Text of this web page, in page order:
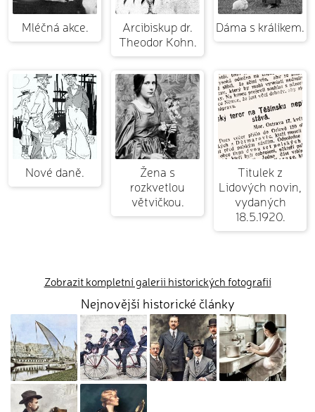
Mléčná akce.
Arcibiskup dr.
Theodor Kohn.
Dáma s králíkem.
Nové daně.
Žena s
rozkvetlou
větvičkou.
Titulek z
Lidových novin,
vydaných
18.5.1920.
Zobrazit kompletní galerii historických fotografií
Nejnovější historické články